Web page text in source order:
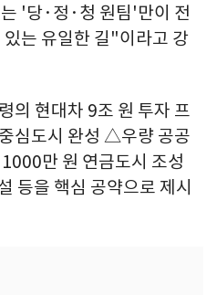
'당·정·청 원팀'만이 전
는 유일한 길"이라고 강
의 현대차 9조 원 투자 프
심도시 완성 △우량 공공
만 원 연금도시 조성
등을 핵심 공약으로 제시